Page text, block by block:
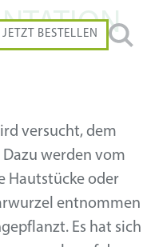
JETZT BESTELLEN
versucht, dem
werden vom
Hautstücke oder
entnommen
Es hat sich